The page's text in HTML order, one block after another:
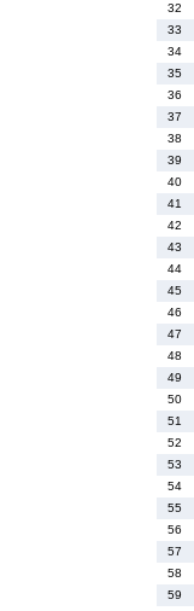
32
33
34
35
36
37
38
39
40
41
42
43
44
45
46
47
48
49
50
51
52
53
54
55
56
57
58
59